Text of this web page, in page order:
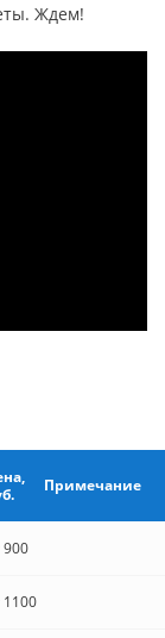
Ждем!
Примечание
900
1100